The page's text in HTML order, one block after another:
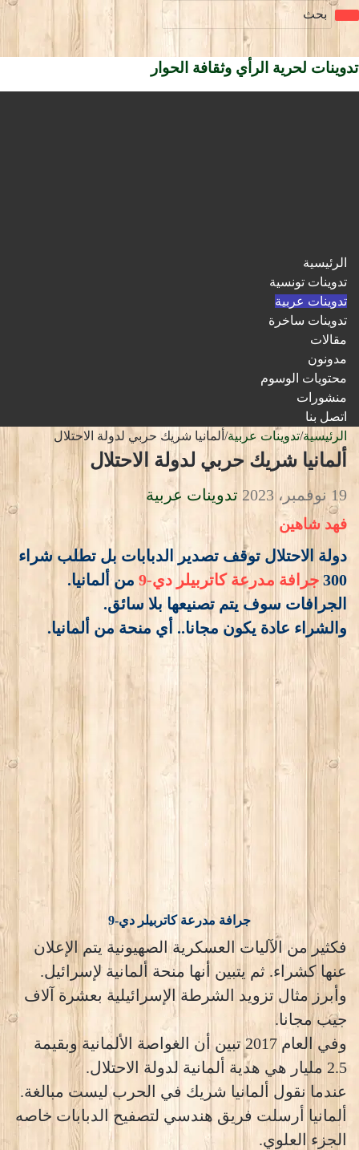
تدوينات لحرية الرأي وثقافة الحوار
الرئيسية
تدوينات تونسية
تدوينات عربية
تدوينات ساخرة
مقالات
مدونون
محتويات الوسوم
منشورات
اتصل بنا
الرئيسية/تدوينات عربية/ ألمانيا شريك حربي لدولة الاحتلال
ألمانيا شريك حربي لدولة الاحتلال
19 نوفمبر، 2023 تدوينات عربية
فهد شاهين
دولة الاحتلال توقف تصدير الدبابات بل تطلب شراء
300 جرافة مدرعة كاتربيلر دي-9
من ألمانيا.
الجرافات سوف يتم تصنيعها بلا سائق.
والشراء عادة يكون مجانا.. أي منحة من ألمانيا.
جرافة مدرعة كاتربيلر دي-9
فكثير من الآليات العسكرية الصهيونية يتم الإعلان
عنها كشراء. ثم يتبين أنها منحة ألمانية لإسرائيل.
وأبرز مثال تزويد الشرطة الإسرائيلية بعشرة آلاف
جيب مجانا.
وفي العام 2017 تبين أن الغواصة الألمانية وبقيمة
2.5 مليار هي هدية ألمانية لدولة الاحتلال.
عندما نقول ألمانيا شريك في الحرب ليست مبالغة.
ألمانيا أرسلت فريق هندسي لتصفيح الدبابات خاصه
الجزء العلوي.